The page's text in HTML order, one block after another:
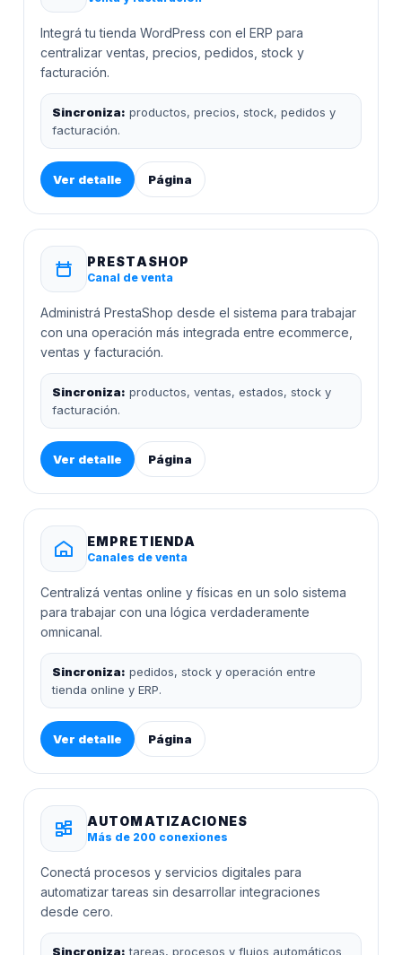
Integrá tu tienda WordPress con el ERP para
centralizar ventas, precios, pedidos, stock y
facturación.
Sincroniza: productos, precios, stock, pedidos y
facturación.
Ver detalle Página
PRESTASHOP
Canal de venta
Administrá PrestaShop desde el sistema para trabajar
con una operación más integrada entre ecommerce,
ventas y facturación.
Sincroniza: productos, ventas, estados, stock y
facturación.
Ver detalle Página
EMPRETIENDA
Canales de venta
Centralizá ventas online y físicas en un solo sistema
para trabajar con una lógica verdaderamente
omnicanal.
Sincroniza: pedidos, stock y operación entre
tienda online y ERP.
Ver detalle Página
AUTOMATIZACIONES
Más de 200 conexiones
Conectá procesos y servicios digitales para
automatizar tareas sin desarrollar integraciones
desde cero.
Sincroniza: tareas, procesos y flujos automáticos